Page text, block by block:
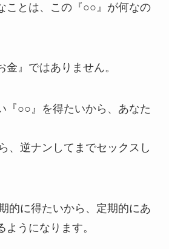
ことは、この『○○』が何なの
』ではありません。
『○○』を得たいから、あなた
、逆ナンしてまでセックスし
的に得たいから、定期的にあ
うになります。